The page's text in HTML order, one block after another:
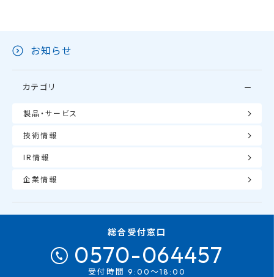
お知らせ
カテゴリ
製品・サービス
技術情報
IR情報
企業情報
総合受付窓口
0570-064457
受付時間 9:00～18:00